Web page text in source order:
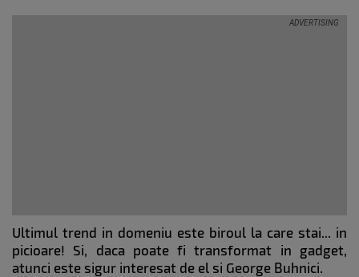
Ultimul trend in domeniu este biroul la care stai... in
picioare! Si, daca poate fi transformat in gadget,
atunci este sigur interesat de el si George Buhnici.